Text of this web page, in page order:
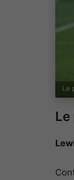
Le